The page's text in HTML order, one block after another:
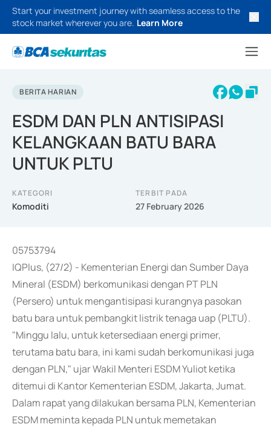
Start your investment journey with seamless access to the
stock market wherever you are. Learn More
BERITA HARIAN
ESDM DAN PLN ANTISIPASI
KELANGKAAN BATU BARA
UNTUK PLTU
KATEGORI
Komoditi
TERBIT PADA
27 February 2026
05753794
IQPlus, (27/2) - Kementerian Energi dan Sumber Daya
Mineral (ESDM) berkomunikasi dengan PT PLN
(Persero) untuk mengantisipasi kurangnya pasokan
batu bara untuk pembangkit listrik tenaga uap (PLTU).
"Minggu lalu, untuk ketersediaan energi primer,
terutama batu bara, ini kami sudah berkomunikasi juga
dengan PLN," ujar Wakil Menteri ESDM Yuliot ketika
ditemui di Kantor Kementerian ESDM, Jakarta, Jumat.
Dalam rapat yang dilakukan bersama PLN, Kementerian
ESDM meminta kepada PLN untuk memetakan